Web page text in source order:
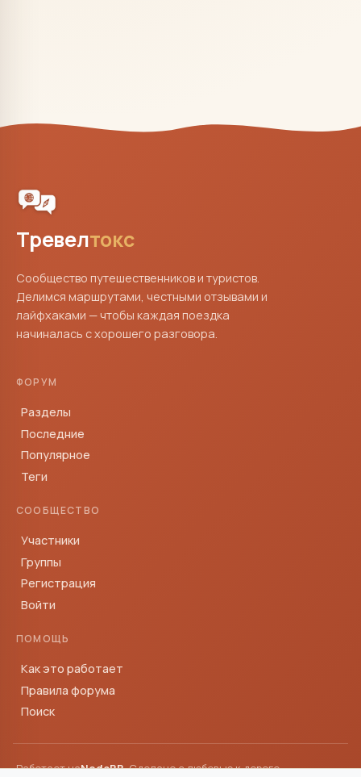
Тревелтокс
Сообщество путешественников и туристов.
Делимся маршрутами, честными отзывами и
лайфхаками — чтобы каждая поездка
начиналась с хорошего разговора.
ФОРУМ
Разделы
Последние
Популярное
Теги
СООБЩЕСТВО
Участники
Группы
Регистрация
Войти
ПОМОЩЬ
Как это работает
Правила форума
Поиск
Работает наNodeBB· Сделано с любовью к дороге